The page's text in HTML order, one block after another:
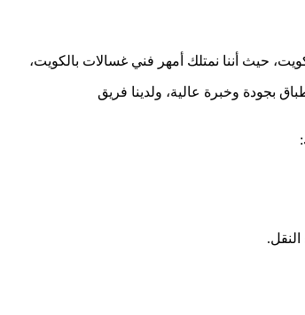
حيث أننا نمتلك أمهر فني غسالات بالكويت،
بجودة وخبرة عالية، ولدينا فريق